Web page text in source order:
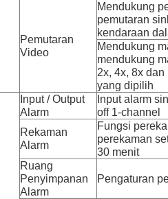
Pemutaran
Video
Mendukung
pemutaran
kendaraan
Mendukung
mendukung
2x, 4x, 8x
yang dipilih
Input / Output
Alarm
Input alarm
off 1-channel
Rekaman
Alarm
Fungsi
perekaman
30 menit
Ruang
Penyimpanan
Alarm
Pengaturan